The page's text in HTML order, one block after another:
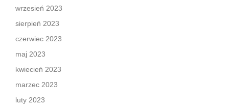
wrzesień 2023
sierpień 2023
czerwiec 2023
maj 2023
kwiecień 2023
marzec 2023
luty 2023